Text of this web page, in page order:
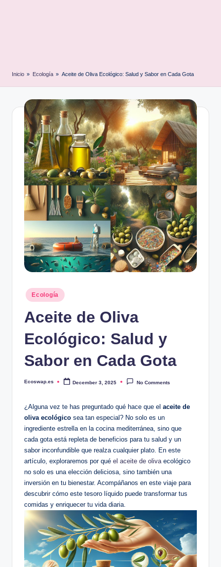
Inicio » Ecología » Aceite de Oliva Ecológico: Salud y Sabor en Cada Gota
Posted
in
Ecología
Aceite de Oliva
Ecológico: Salud y
Sabor en Cada Gota
Posted
Ecoswap.es December 3, 2025 No Comments
¿Alguna vez te has preguntado qué hace que el aceite de
oliva ecológico sea tan especial? No solo es un
ingrediente estrella en la cocina mediterránea, sino que
cada gota está repleta de beneficios para tu salud y un
sabor inconfundible que realza cualquier plato. En este
artículo, exploraremos por qué el aceite de olivaecológico
no solo es una elección deliciosa, sino también una
inversión en tu bienestar. Acompáñanos en este viaje para
descubrir cómo este tesoro líquido puede transformar tus
comidas y enriquecer tu vida diaria.